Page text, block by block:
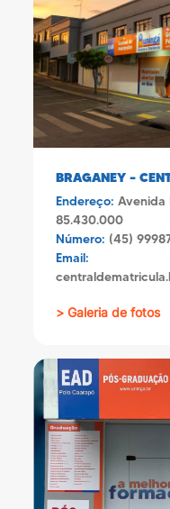
BRAGANEY –
Endereço: Avenida
85.430.000
Número: (45)
Email:
> Galeria de fotos